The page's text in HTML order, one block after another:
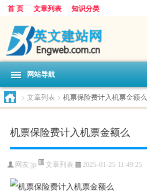
首 页 文章列表 知识分类
网站导航
> 文章列表 > 机票保险费计入机票金额么
机票保险费计入机票金额么
网友:jp 文章列表 2025-01-25 11:49:25